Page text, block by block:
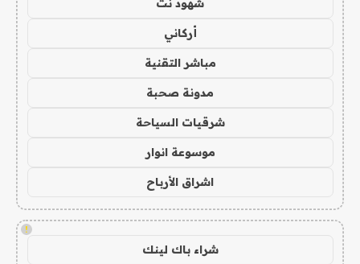
شهود نت
أركاني
مباشر التقنية
مدونة صحبة
شرقيات السياحة
موسوعة انوار
اشراق الأرباح
!
شراء باك لينك